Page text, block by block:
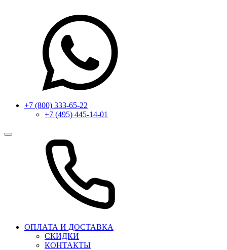
+7 (800) 333-65-22
+7 (495) 445-14-01
ОПЛАТА И ДОСТАВКА
СКИДКИ
КОНТАКТЫ